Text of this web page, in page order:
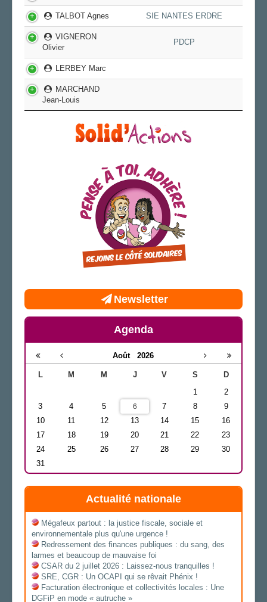
TALBOT Agnes SIE NANTES ERDRE
VIGNERON
Olivier
PDCP
LERBEY Marc
MARCHAND
Jean-Louis
Newsletter
Agenda
Août 2026
L M M J V S
D
1
2
3
4 5 6 7 8
9
10
11 12 13 14 15
16
17
18 19 20 21 22
23
24
25 26 27 28 29
30
31
Actualité nationale
Mégafeux partout : la justice fiscale, sociale et
environnementale plus qu'une urgence !
Redressement des finances publiques : du sang, des
larmes et beaucoup de mauvaise foi
CSAR du 2 juillet 2026 : Laissez-nous tranquilles !
SRE, CGR : Un OCAPI qui se rêvait Phénix !
Facturation électronique et collectivités locales : Une
DGFiP en mode « autruche »